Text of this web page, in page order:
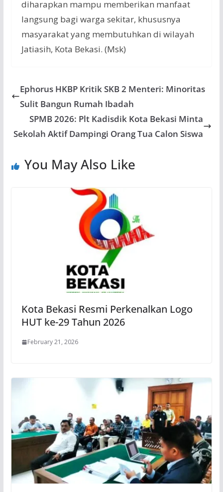
diharapkan mampu memberikan manfaat
langsung bagi warga sekitar, khususnya
masyarakat yang membutuhkan di wilayah
Jatiasih, Kota Bekasi. (Msk)
Ephorus HKBP Kritik SKB 2 Menteri: Minoritas
Sulit Bangun Rumah Ibadah
SPMB 2026: Plt Kadisdik Kota Bekasi Minta
Sekolah Aktif Dampingi Orang Tua Calon Siswa
You May Also Like
Kota Bekasi Resmi Perkenalkan Logo
HUT ke-29 Tahun 2026
February 21, 2026